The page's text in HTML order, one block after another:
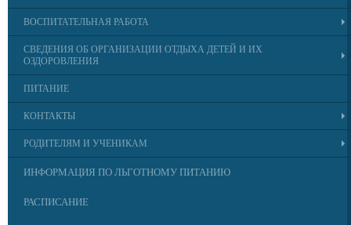
ВОСПИТАТЕЛЬНАЯ РАБОТА
СВЕДЕНИЯ ОБ ОРГАНИЗАЦИИ ОТДЫХА ДЕТЕЙ И ИХ
ОЗДОРОВЛЕНИЯ
ПИТАНИЕ
КОНТАКТЫ
РОДИТЕЛЯМ И УЧЕНИКАМ
ИНФОРМАЦИЯ ПО ЛЬГОТНОМУ ПИТАНИЮ
РАСПИСАНИЕ